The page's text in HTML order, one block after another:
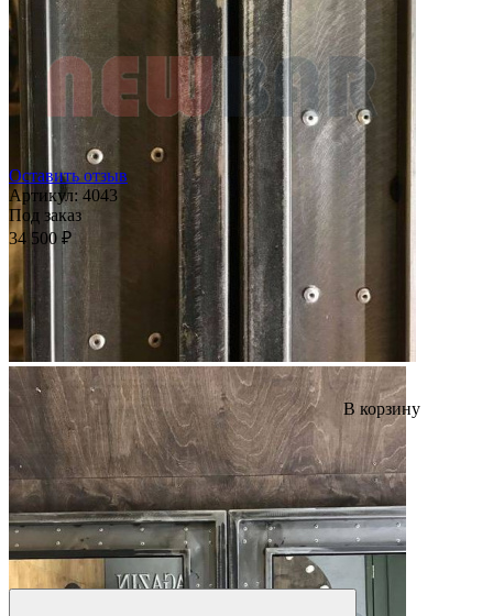
Оставить отзыв
Артикул: 4043
Под заказ
34 500 ₽
В корзину